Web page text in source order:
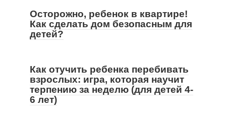
Осторожно, ребенок в квартире!
Как сделать дом безопасным для
детей?
Как отучить ребенка перебивать
взрослых: игра, которая научит
терпению за неделю (для детей 4-
6 лет)